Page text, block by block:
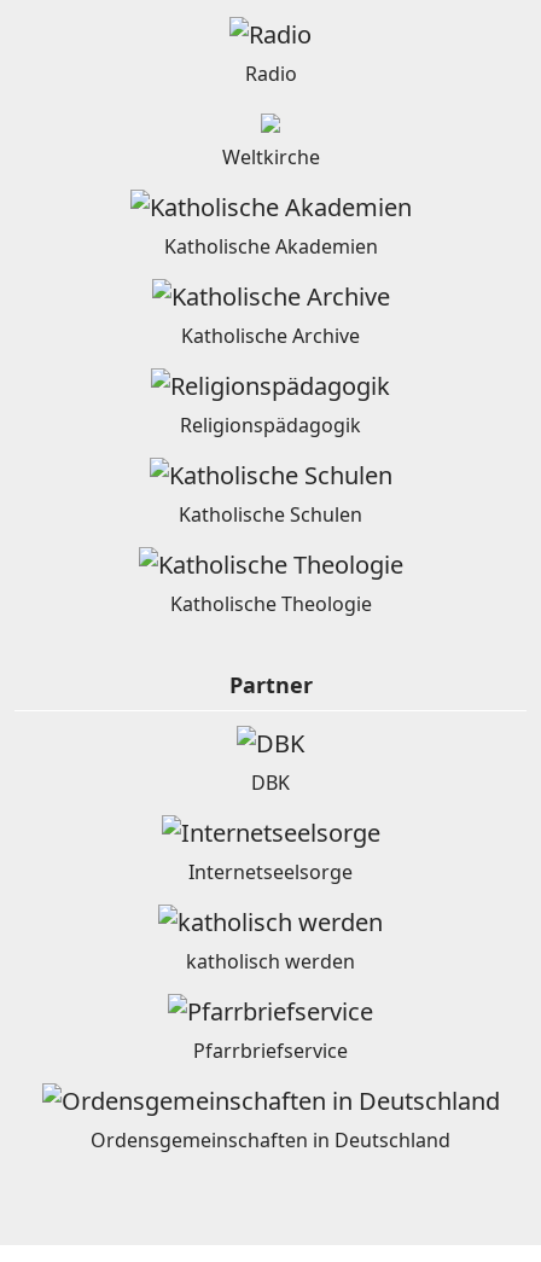
Radio
Weltkirche
Katholische Akademien
Katholische Archive
Religionspädagogik
Katholische Schulen
Katholische Theologie
Partner
DBK
Internetseelsorge
katholisch werden
Pfarrbriefservice
Ordensgemeinschaften in Deutschland